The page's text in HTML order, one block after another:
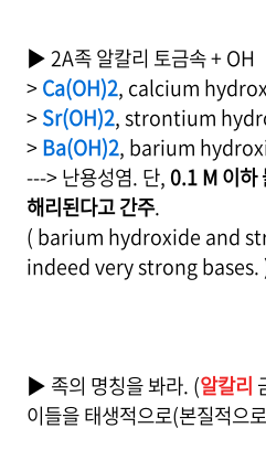
▶ 2A족 알칼리 토금속 + OH
>Ca(OH)2, calcium
>Sr(OH)2, strontium
>Ba(OH)2, barium
---> 난용성염. 단, 0.1 M 이하
해리된다고 간주.
( barium hydroxide and
indeed very strong bases.
▶ 족의 명칭을 봐라. (알칼리
이들을 태생적으로(본질적으